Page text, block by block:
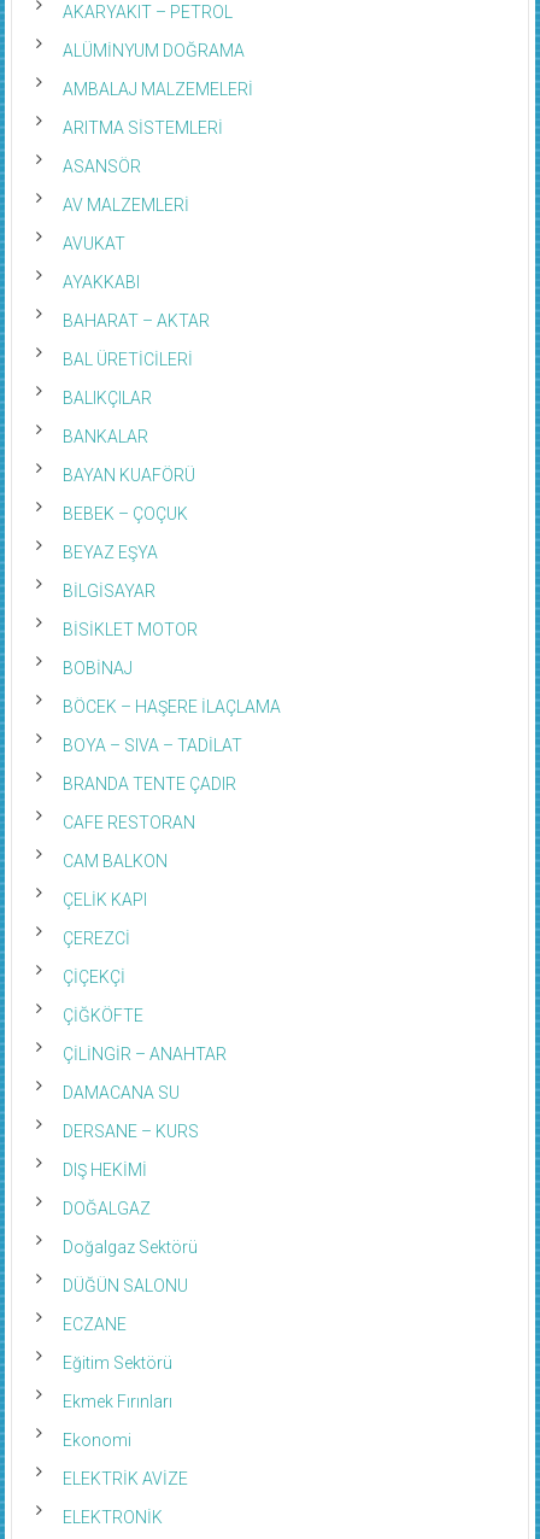
AKARYAKIT – PETROL
ALÜMİNYUM DOĞRAMA
AMBALAJ MALZEMELERİ
ARITMA SİSTEMLERİ
ASANSÖR
AV MALZEMLERİ
AVUKAT
AYAKKABI
BAHARAT – AKTAR
BAL ÜRETİCİLERİ
BALIKÇILAR
BANKALAR
BAYAN KUAFÖRÜ
BEBEK – ÇOÇUK
BEYAZ EŞYA
BİLGİSAYAR
BİSİKLET MOTOR
BOBİNAJ
BÖCEK – HAŞERE İLAÇLAMA
BOYA – SIVA – TADİLAT
BRANDA TENTE ÇADIR
CAFE RESTORAN
CAM BALKON
ÇELİK KAPI
ÇEREZCİ
ÇİÇEKÇİ
ÇİĞKÖFTE
ÇİLİNGİR – ANAHTAR
DAMACANA SU
DERSANE – KURS
DIŞ HEKİMİ
DOĞALGAZ
Doğalgaz Sektörü
DÜĞÜN SALONU
ECZANE
Eğitim Sektörü
Ekmek Fırınları
Ekonomi
ELEKTRİK AVİZE
ELEKTRONİK